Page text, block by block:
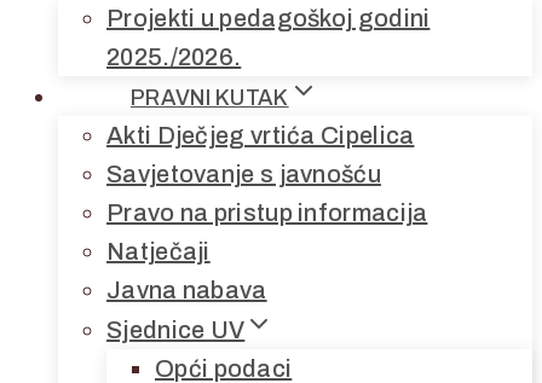
Projekti u pedagoškoj godini
2025./2026.
PRAVNI KUTAK
Akti Dječjeg vrtića Cipelica
Savjetovanje s javnošću
Pravo na pristup informacija
Natječaji
Javna nabava
Sjednice UV
Opći podaci